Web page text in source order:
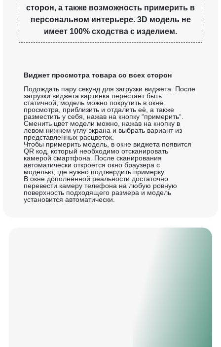
сторон, а также возможность примерить в
персональном интерьере. 3D модель не
имеет 100% сходства с изделием.
Виджет просмотра товара со всех сторон
Подождать пару секунд для загрузки виджета. После
загрузки виджета картинка перестает быть
статичной, модель можно покрутить в окне
просмотра, приблизить и отдалить её, а также
разместить у себя, нажав на кнопку “примерить“.
Сменить цвет модели можно, нажав на кнопку в
левом нижнем углу экрана и выбрать вариант из
представленных расцветок.
Чтобы примерить модель, в окне виджета появится
QR код, который необходимо отсканировать
камерой смартфона. После сканирования
автоматически откроется окно браузера с
моделью, где нужно подтвердить примерку.
В окне дополненной реальности достаточно
перевести камеру телефона на любую ровную
поверхность подходящего размера и модель
установится автоматически.